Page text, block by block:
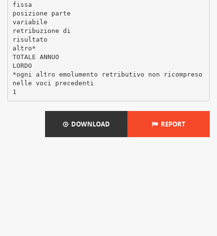
fissa
posizione parte
variabile
retribuzione di
risultato
altro*
TOTALE ANNUO
LORDO
*ogni altro emolumento retributivo non ricompreso
nelle voci precedenti
DOWNLOAD REPORT